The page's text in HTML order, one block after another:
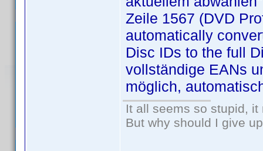
Zeile 1567 (DVD
automatically
Disc IDs to the full
vollständige EANs
möglich,
It all seems so stupid,
But why should I give